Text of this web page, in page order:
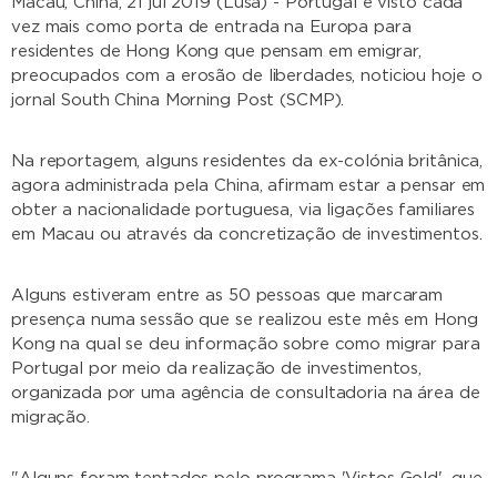
vez mais como porta de entrada na Europa para
residentes de Hong Kong que pensam em emigrar,
preocupados com a erosão de liberdades, noticiou hoje o
jornal South China Morning Post (SCMP).
Na reportagem, alguns residentes da ex-colónia britânica,
agora administrada pela China, afirmam estar a pensar em
obter a nacionalidade portuguesa, via ligações familiares
em Macau ou através da concretização de investimentos.
Alguns estiveram entre as 50 pessoas que marcaram
presença numa sessão que se realizou este mês em Hong
Kong na qual se deu informação sobre como migrar para
Portugal por meio da realização de investimentos,
organizada por uma agência de consultadoria na área de
migração.